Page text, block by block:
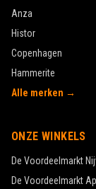
Anza
Histor
Copenhagen
Hammerite
Alle merken →
ONZE WINKELS
De Voordeelmarkt
De Voordeelmarkt